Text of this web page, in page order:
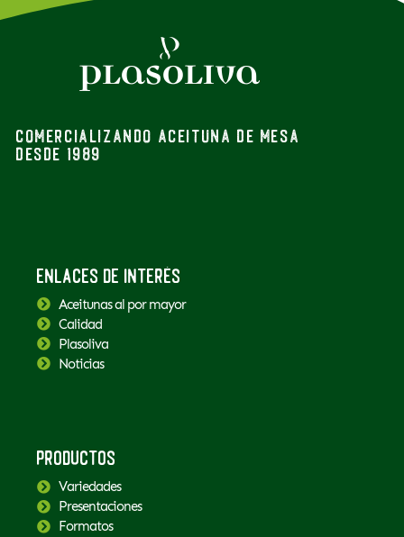
Comercializando aceituna de mesa
desde 1989
Enlaces de interés
Aceitunas al por mayor
Calidad
Plasoliva
Noticias
Productos
Variedades
Presentaciones
Formatos